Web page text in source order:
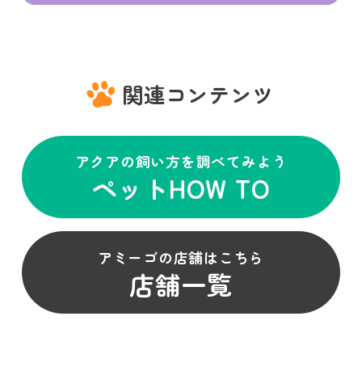
関連コンテンツ
アクアの飼い方を調べてみよう
ペットHOW TO
アミーゴの店舗はこちら
店舗一覧